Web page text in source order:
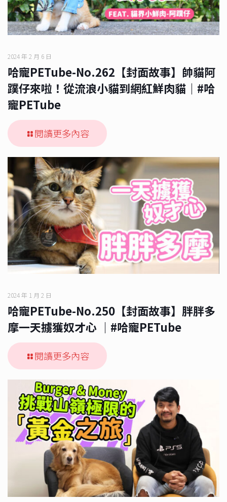
2024 年 2 月 6 日
哈寵PETube-No.262【封面故事】帥貓阿
蹼仔來啦！從流浪小貓到網紅鮮肉貓｜#哈
寵PETube
閱讀更多內容
2024 年 1 月 2 日
哈寵PETube-No.250【封面故事】胖胖多
摩一天擄獲奴才心 ｜#哈寵PETube
閱讀更多內容